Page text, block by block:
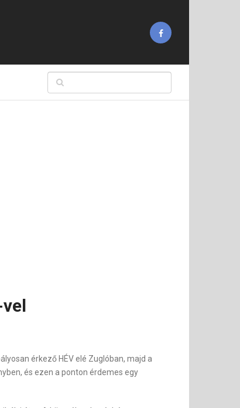
érkező HÉV elé Zuglóban, majd a
és ezen a ponton érdemes egy